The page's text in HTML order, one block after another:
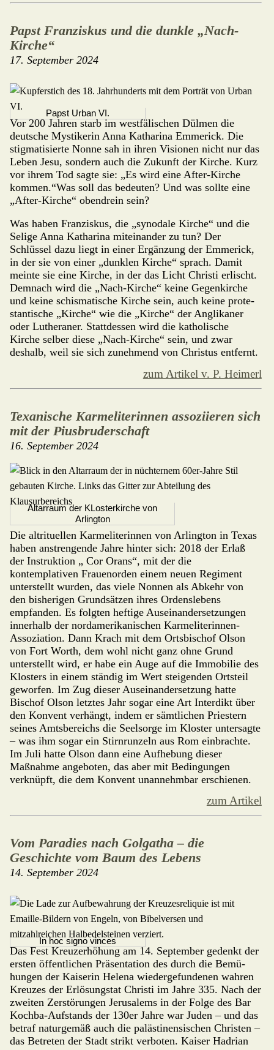
Papst Franziskus und die dunkle „Nach-
Kirche“
17. September 2024
Papst Urban VI.
Vor 200 Jahren starb im westfälischen Dül­men die
deutsche Mystikerin Anna Katharina Emmerick. Die
stigmatisierte Nonne sah in ihren Visionen nicht nur das
Leben Jesu, sondern auch die Zukunft der Kirche. Kurz
vor ihrem Tod sagte sie: „Es wird eine After-Kirche
kommen.“Was soll das bedeuten? Und was sollte eine
„After-Kirche“ obendrein sein?
Was haben Franziskus, die „synodale Kirche“ und die
Selige Anna Katharina miteinander zu tun? Der
Schlüssel dazu liegt in einer Ergän­zung der Emmerick,
in der sie von einer „dunklen Kirche“ sprach. Damit
meinte sie eine Kirche, in der das Licht Christi erlischt.
Demnach wird die „Nach-Kirche“ keine Gegenkirche
und keine schismatische Kirche sein, auch keine prote­
stan­tische „Kirche“ wie die „Kirche“ der Angli­kaner
oder Lutheraner. Statt­dessen wird die katholische
Kirche selber diese „Nach-Kirche“ sein, und zwar
deshalb, weil sie sich zunehmend von Christus entfernt.
zum Artikel v. P. Heimerl
Texanische Karmeliterinnen assoziieren sich
mit der Piusbruderschaft
16. September 2024
Altarraum der KLosterkirche von
Arlington
Die altrituellen Karmeliterinnen von Arling­ton in Texas
haben anstren­gen­de Jahre hinter sich: 2018 der Erlaß
der Instruktion „ Cor Orans“, mit der die
kontemplativen Frauenorden einem neuen Regiment
unterstellt wurden, das viele Nonnen als Abkehr von
den bisherigen Grundsätzen ihres Ordenslebens
empfanden. Es folgten heftige Auseinandersetzungen
innerhalb der nordameri­ka­ni­schen Karmeliterinnen-
Assoziation. Dann Krach mit dem Ortsbi­schof Olson
von Fort Worth, dem wohl nicht ganz ohne Grund
unterstellt wird, er habe ein Auge auf die Immobilie des
Klosters in einem ständig im Wert steigenden Ortsteil
ge­wor­fen. Im Zug dieser Auseinandersetzung hatte
Bischof Olson letztes Jahr sogar eine Art Interdikt über
den Konvent verhängt, indem er sämtlichen Priestern
seines Amts­bereichs die Seelsorge im Kloster untersagte
– was ihm sogar ein Stirnrunzeln aus Rom einbrachte.
Im Juli hatte Olson dann eine Aufhebung dieser
Maßnahme angeboten, das aber mit Bedin­gungen
verknüpft, die dem Konvent unannehmbar erschienen.
zum Artikel
Vom Paradies nach Golgatha – die
Geschichte vom Baum des Lebens
14. September 2024
In hoc signo vinces
Das Fest Kreuzerhöhung am 14. Sep­tem­ber gedenkt der
ersten öffentlichen Präsenta­tion des durch die Bemü­
hungen der Kai­serin Helena wiedergefundenen wahren
Kreuzes der Erlösungstat Christi im Jahre 335. Nach der
zweiten Zerstörungen Jerusalems in der Folge des Bar
Kochba-Aufstands der 130er Jahre war Juden – und das
betraf naturgemäß auch die palästi­nen­sischen Christen –
das Betreten der Stadt strikt verboten. Kaiser Hadrian